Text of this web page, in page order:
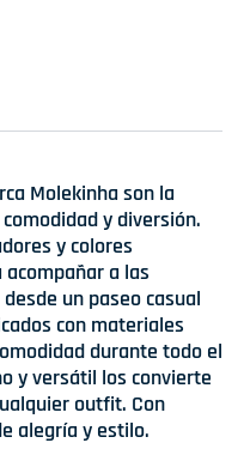
Molekinha son la
y diversión.
y colores
a las
un paseo casual
con materiales
durante todo el
y versátil los convierte
outfit. Con
alegría y estilo.